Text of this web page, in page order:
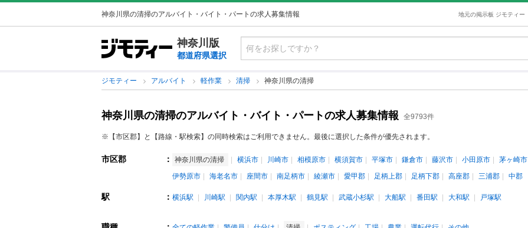
神奈川県の清掃のアルバイト・バイト・パートの求人募集情報 地元の掲示板 ジモティー
神奈川版
都道府県選択
ジモティー アルバイト 軽作業 清掃 神奈川県の清掃
神奈川県の清掃のアルバイト・バイト・パートの求人募集情報 全9793件
※【市区郡】と【路線・駅検索】の同時検索はご利用できません。最後に選択した条件が優先されます。
市区郡 ： 神奈川県の清掃 横浜市 川崎市 相模原市 横須賀市 平塚市 鎌倉市 藤沢市 小田原市 茅ヶ崎市
伊勢原市
海老名市 座間市 南足柄市 綾瀬市 愛甲郡 足柄上郡 足柄下郡 高座郡 三浦郡 中郡
駅 ： 横浜駅 川崎駅 関内駅 本厚木駅 鶴見駅 武蔵小杉駅 大船駅 番田駅 大和駅
戸塚駅